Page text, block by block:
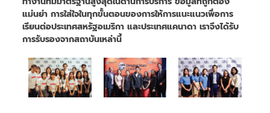
แม่นยำ การใส่ใจในทุกขั้นตอนของการให้การแนะแนวเพื่อการ
เรียนต่อประเทศสหรัฐอเมริกา และประเทศแคนาดา เราจึงได้รับ
การรับรองจากสถาบันเหล่านี้